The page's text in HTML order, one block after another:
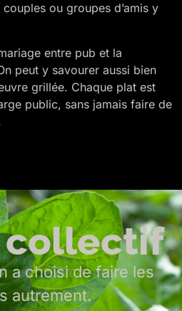
ou groupes d’amis y
entre pub et la
peut y savourer aussi bien
grillée. Chaque plat est
public, sans jamais faire de
collectif
a choisi de faire les
autrement.